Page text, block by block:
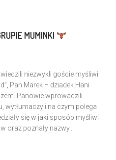
MUMINKI
niezwykli goście myśliwi
Pan Marek – dziadek Hani
Panowie wprowadzili
wytłumaczyli na czym polega
się w jaki sposób myśliwi
oraz poznały nazwy...